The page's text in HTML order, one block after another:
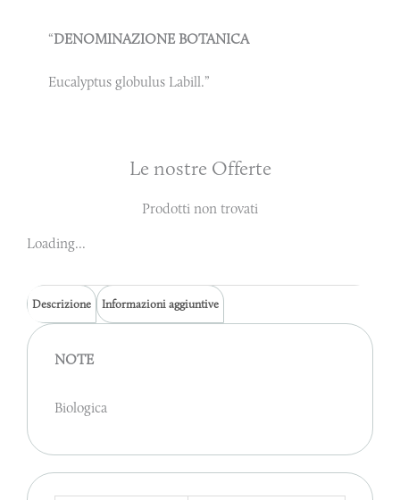
“DENOMINAZIONE BOTANICA
Eucalyptus globulus Labill.”
Le nostre Offerte
Prodotti non trovati
Loading...
Descrizione Informazioni aggiuntive
NOTE
Biologica